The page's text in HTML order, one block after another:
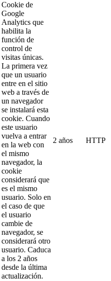
Cookie de
Google
Analytics que
habilita la
función de
control de
visitas únicas.
La primera vez
que un usuario
entre en el sitio
web a través de
un navegador
se instalará esta
cookie. Cuando
este usuario
vuelva a entrar
en la web con
el mismo
navegador, la
cookie
considerará que
es el mismo
usuario. Solo en
el caso de que
el usuario
cambie de
navegador, se
considerará otro
usuario. Caduca
a los 2 años
desde la última
actualización.
2 años HTTP